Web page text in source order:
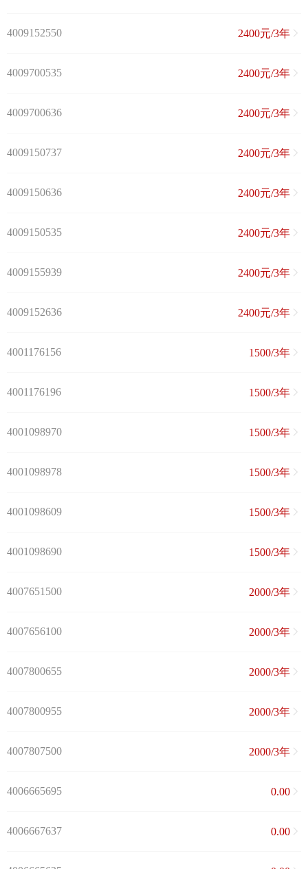
4009152550 2400元/3年
4009700535 2400元/3年
4009700636 2400元/3年
4009150737 2400元/3年
4009150636 2400元/3年
4009150535 2400元/3年
4009155939 2400元/3年
4009152636 2400元/3年
4001176156 1500/3年
4001176196 1500/3年
4001098970 1500/3年
4001098978 1500/3年
4001098609 1500/3年
4001098690 1500/3年
4007651500 2000/3年
4007656100 2000/3年
4007800655 2000/3年
4007800955 2000/3年
4007807500 2000/3年
4006665695 0.00
4006667637 0.00